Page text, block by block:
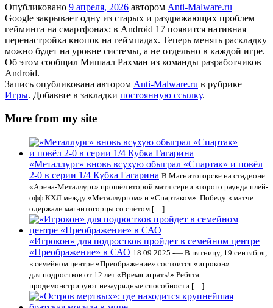
Опубликовано 9 апреля, 2026 автором Anti-Malware.ru
Google закрывает одну из старых и раздражающих проблем
гейминга на смартфонах: в Android 17 появится нативная
перенастройка кнопок на геймпадах. Теперь менять раскладку
можно будет на уровне системы, а не отдельно в каждой игре.
Об этом сообщил Мишаал Рахман из команды разработчиков
Android.
Запись опубликована автором Anti-Malware.ru в рубрике
Игры. Добавьте в закладки постоянную ссылку.
More from my site
«Металлург» вновь всухую обыграл «Спартак» и повёл
2-0 в серии 1/4 Кубка Гагарина В Магнитогорске на стадионе
«Арена-Металлург» прошёл второй матч серии второго раунда плей-
офф КХЛ между «Металлургом» и «Спартаком». Победу в матче
одержали магнитогорцы со счётом […]
«Игрокон» для подростков пройдет в семейном центре
«Преображение» в САО 18.09.2025 -— В пятницу, 19 сентября,
в семейном центре «Преображение» состоится «игрокон»
для подростков от 12 лет «Время играть!» Ребята
продемонстрируют незаурядные способности […]